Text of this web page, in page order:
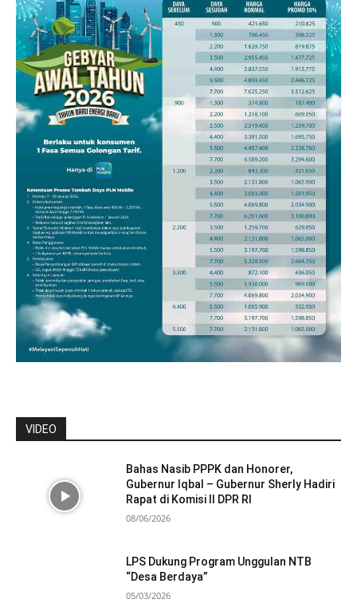
VIDEO
Bahas Nasib PPPK dan Honorer,
Gubernur Iqbal – Gubernur Sherly Hadiri
Rapat di Komisi II DPR RI
08/06/2026
LPS Dukung Program Unggulan NTB
“Desa Berdaya”
05/03/2026